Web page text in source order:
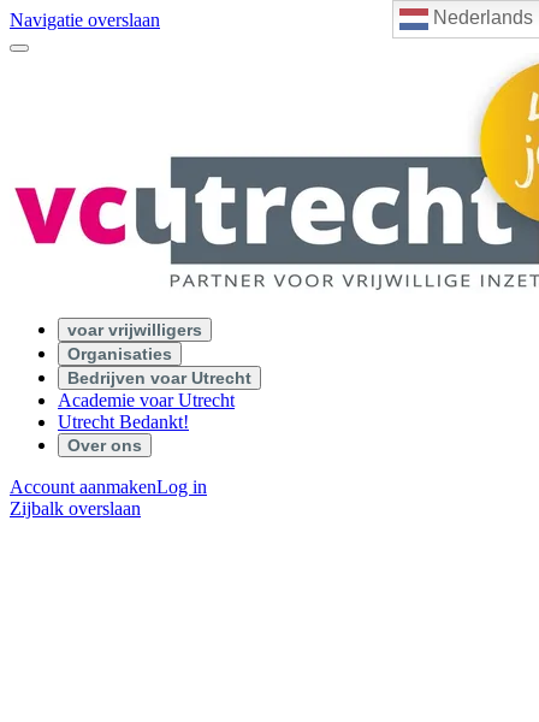
Nederlands
Navigatie overslaan
voar vrijwilligers
Organisaties
Bedrijven voar Utrecht
Academie voar Utrecht
Utrecht Bedankt!
Over ons
Account aanmakenLog in
Zijbalk overslaan